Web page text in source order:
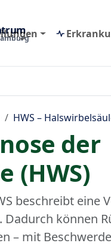
HWS –
der
(HWS)
beschreibt eine
können
– mit